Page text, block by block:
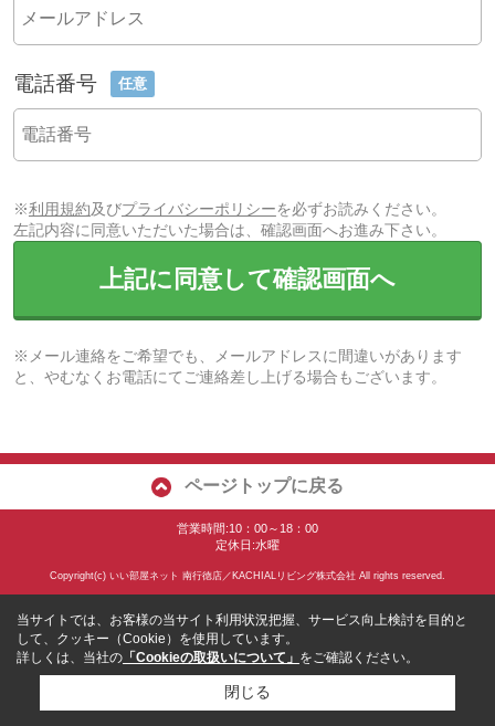
電話番号 任意
※利用規約及びプライバシーポリシーを必ずお読みください。
左記内容に同意いただいた場合は、確認画面へお進み下さい。
上記に同意して確認画面へ
※メール連絡をご希望でも、メールアドレスに間違いがあります
と、やむなくお電話にてご連絡差し上げる場合もございます。
ページトップに戻る
営業時間:10：00～18：00
定休日:水曜
Copyright(c) いい部屋ネット 南行徳店／KACHIALリビング株式会社 All rights reserved.
当サイトでは、お客様の当サイト利用状況把握、サービス向上検討を目的と
して、クッキー（Cookie）を使用しています。
詳しくは、当社の 「Cookieの取扱いについて」 をご確認ください。
閉じる